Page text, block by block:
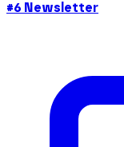
#6 Newsletter